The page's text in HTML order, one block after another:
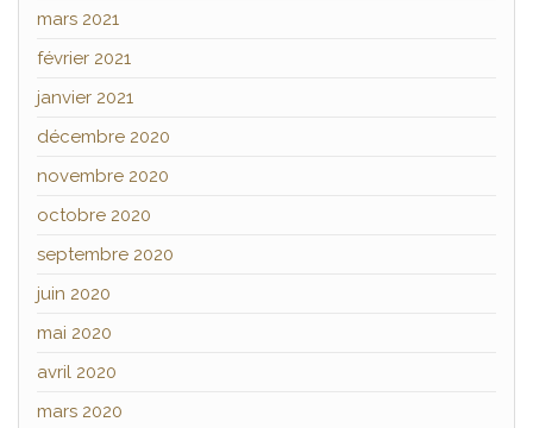
mars 2021
février 2021
janvier 2021
décembre 2020
novembre 2020
octobre 2020
septembre 2020
juin 2020
mai 2020
avril 2020
mars 2020